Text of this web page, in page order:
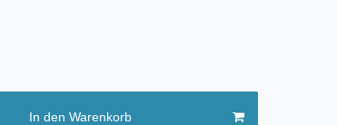
In den Warenkorb